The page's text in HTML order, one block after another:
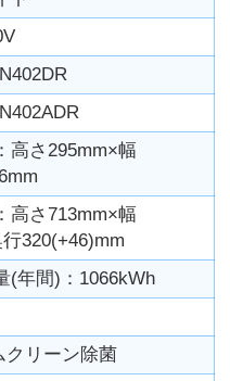
高さ295mm×幅
高さ713mm×幅
320(+46)mm
(年間)：1066kWh
クリーン除菌